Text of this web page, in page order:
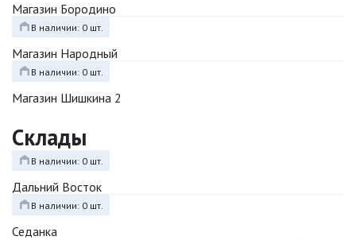
Магазин Бородино
В наличии: 0 шт.
Магазин Народный
В наличии: 0 шт.
Магазин Шишкина 2
Склады
В наличии: 0 шт.
Дальний Восток
В наличии: 0 шт.
Седанка